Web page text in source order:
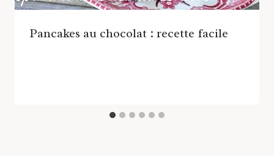
Pancakes au chocolat : recette facile